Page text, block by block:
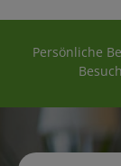
Persönliche